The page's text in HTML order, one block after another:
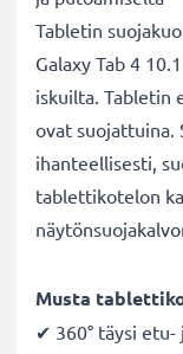
Tabletin
Galaxy Tab 4
iskuilta. Tabletin
ovat suojattuina.
ihanteellisesti,
tablettikotelon
Musta
✔ 360° täysi etu-